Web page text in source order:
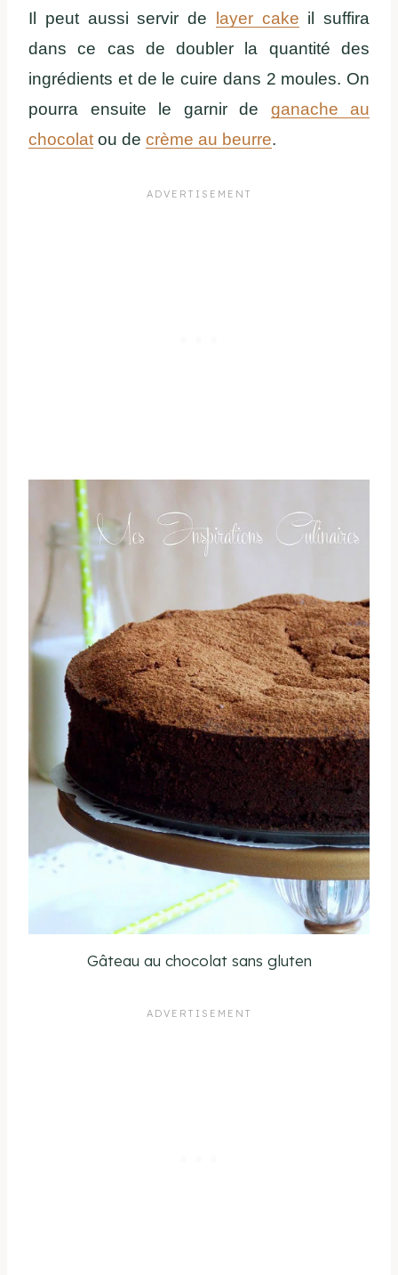
Il peut aussi servir de layer cake il suffira
dans ce cas de doubler la quantité des
ingrédients et de le cuire dans 2 moules. On
pourra ensuite le garnir de ganache au
chocolat ou de crème au beurre.
Gâteau au chocolat sans gluten